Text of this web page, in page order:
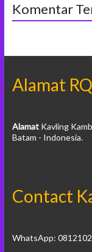
Komentar
Alamat RQ
AlamatKavling
Batam - Indonesia.
Contact
WhatsApp: